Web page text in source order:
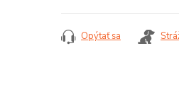
Opýtať sa